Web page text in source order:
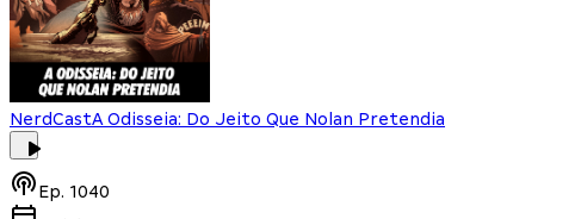
NerdCastA Odisseia: Do Jeito Que Nolan Pretendia
Ep. 1040